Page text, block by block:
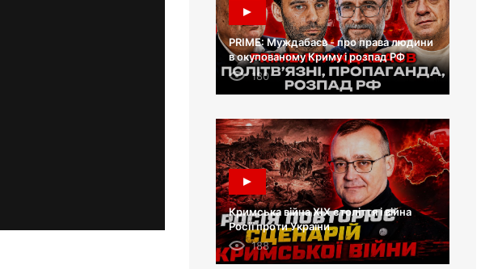
PRIME: Муждабаєв - про права людини
в окупованому Криму і розпад РФ
180
Кримська війна XIX століття і війна
Росії проти України
188